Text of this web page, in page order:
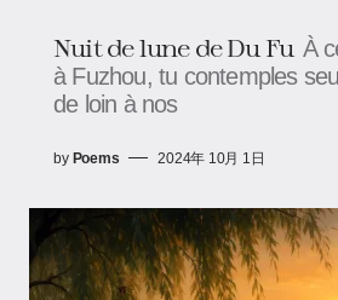
Nuit de lune de Du Fu À
à Fuzhou, tu contemples
de loin à nos
by Poems 2024年 10月 1日